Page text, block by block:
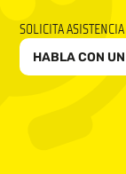
SOLICITA
HABLA CON